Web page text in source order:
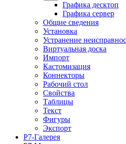
Графика десктоп
Графика сервер
Общие сведения
Установка
Устранение
Виртуальная доска
Импорт
Кастомизация
Коннекторы
Рабочий стол
Свойства
Таблицы
Текст
Фигуры
Экспорт
Р7-Галерея